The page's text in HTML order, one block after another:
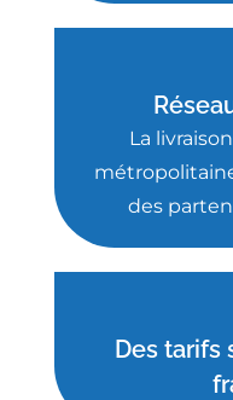
La
des
Des tarifs